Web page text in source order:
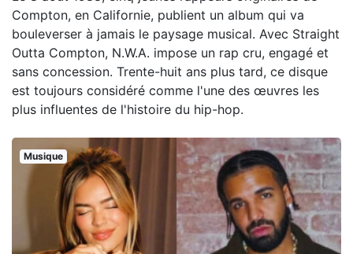
Compton, en Californie, publient un album qui va
bouleverser à jamais le paysage musical. Avec Straight
Outta Compton, N.W.A. impose un rap cru, engagé et
sans concession. Trente-huit ans plus tard, ce disque
est toujours considéré comme l'une des œuvres les
plus influentes de l'histoire du hip-hop.
Musique